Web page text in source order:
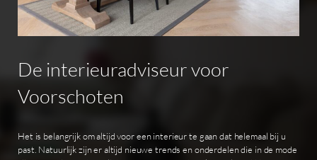
De interieuradviseurvoor
Voorschoten
Het is belangrijk om altijd voor een interieur te gaan dat helemaal bij u
past. Natuurlijk zijn er altijd nieuwe trends en onderdelen die in de mode